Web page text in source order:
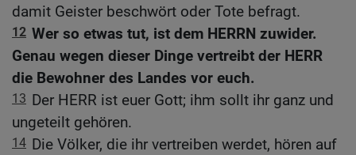
damit Geister beschwört oder Tote befragt.
12 Wer so etwas tut, ist dem HERRN zuwider.
Genau wegen dieser Dinge vertreibt der HERR
die Bewohner des Landes vor euch.
13 Der HERR ist euer Gott; ihm sollt ihr ganz und
ungeteilt gehören.
14 Die Völker, die ihr vertreiben werdet, hören auf